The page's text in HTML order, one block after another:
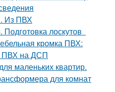
Из ПВХ
Подготовка лоскутов
кромка ПВХ:
ПВХ на ДСП
маленьких квартир.
для комнат